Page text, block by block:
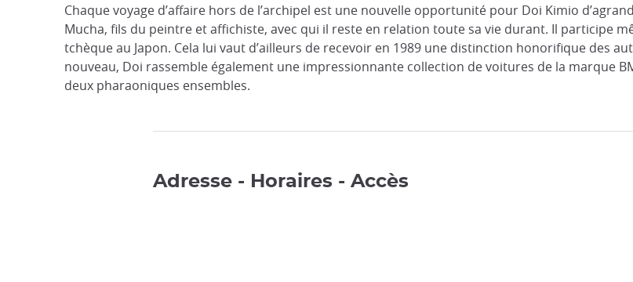
Chaque voyage d’affaire hors de l’archipel est une nouvelle opportunité pour Doi Kimio
Mucha, fils du peintre et affichiste, avec qui il reste en relation toute sa vie durant. Il participe
tchèque au Japon. Cela lui vaut d’ailleurs de recevoir en 1989 une distinction honorifique des
nouveau, Doi rassemble également une impressionnante collection de voitures de la marque
deux pharaoniques ensembles.
Adresse - Horaires - Accès